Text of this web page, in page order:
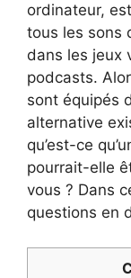
ordinateur,
tous les sons
dans les jeux
podcasts.
sont équipés
alternative
qu’est-ce
pourrait-elle
vous ? Dans
questions en